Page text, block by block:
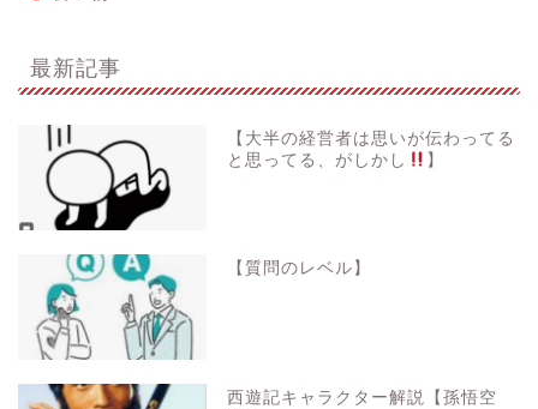
最新記事
【大半の経営者は思いが伝わってる
と思ってる、がしかし
】
【質問のレベル】
西遊記キャラクター解説【孫悟空